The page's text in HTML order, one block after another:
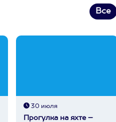
Все
30 июля
Прогулка на яхте –